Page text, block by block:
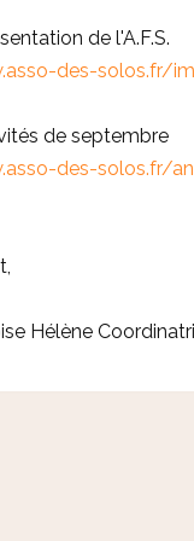
de l'A.F.S.
des-solos.fr/
de septembre
des-solos.fr/
Hélène